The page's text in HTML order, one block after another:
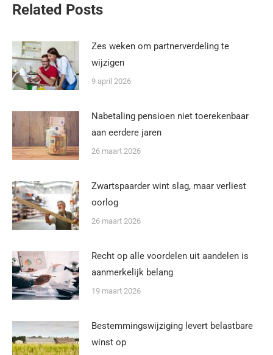
Related Posts
Zes weken om partnerverdeling te
wijzigen
9 april 2026
Nabetaling pensioen niet toerekenbaar
aan eerdere jaren
26 maart 2026
Zwartspaarder wint slag, maar verliest
oorlog
26 maart 2026
Recht op alle voordelen uit aandelen is
aanmerkelijk belang
19 maart 2026
Bestemmingswijziging levert belastbare
winst op